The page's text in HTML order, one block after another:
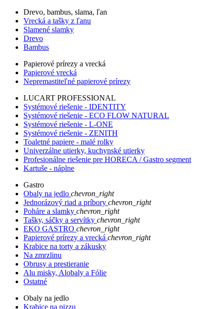
Drevo, bambus, slama, ľan
Vrecká a tašky z ľanu
Slamené slamky
Drevo
Bambus
Papierové prírezy a vrecká
Papierové vrecká
Nepremastiteľné papierové prírezy
LUCART PROFESSIONAL
Systémové riešenie - IDENTITY
Systémové riešenie - ECO FLOW NATURAL
Systémové riešenie - L-ONE
Systémové riešenie - ZENITH
Toaletné papiere - malé rolky
Univerzálne utierky, kuchynské utierky
Profesionálne riešenie pre HORECA / Gastro segment
Kartuše - náplne
Gastro
Obaly na jedlo chevron_right
Jednorázový riad a príbory chevron_right
Poháre a slamky chevron_right
Tašky, sáčky a servítky chevron_right
EKO GASTRO chevron_right
Papierové prírezy a vrecká chevron_right
Krabice na torty a zákusky
Na zmrzlinu
Obrusy a prestieranie
Alu misky, Alobaly a Fólie
Ostatné
Obaly na jedlo
Krabice na pizzu